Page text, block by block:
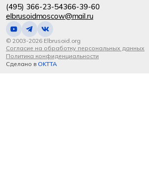
(495) 366-23-54366-39-60
elbrusoidmoscow@mail.ru
© 2003-2026 Elbrusoid.org
Согласие на обработку персональных данных
Политика конфиденциальности
Сделано в OKTTA